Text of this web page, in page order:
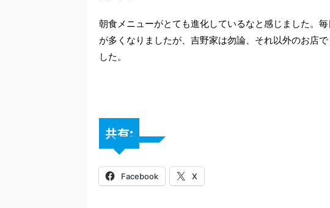
朝食メニューがとても進化しているなと感じました。
が多くなりましたが、吉野家は勿論、それ以外のお店
した。
共有:
Facebook X